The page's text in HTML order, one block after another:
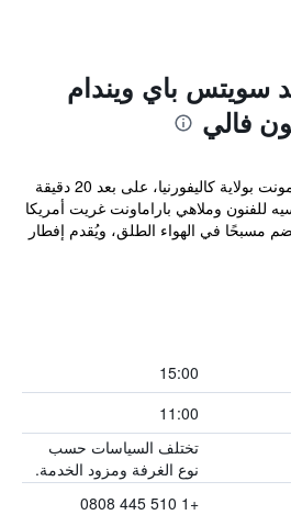
سويتس باي ويندام
فالي
يقع هذا الفندق في مدينة فريمونت بولاية كاليفورنيا، على بعد 20 دقيقة
للفنون وملاهي باراماونت غريت أمريكا
مسبحًا في الهواء الطلق، ويُقدم إفطار
15:00
11:00
تختلف السياسات حسب
نوع الغرفة ومزود الخدمة.
+1 510 445 0808